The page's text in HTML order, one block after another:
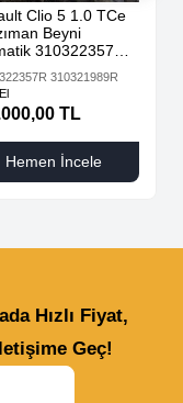
Clio 5 1.0 TCe
Beyni
310322357R
310321989R
TL
Hemen İncele
Hızlı Fiyat,
Geç!